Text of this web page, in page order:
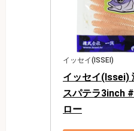
イッセイ(ISSEI)
イッセイ(Issei)
スパテラ3inch
ロー